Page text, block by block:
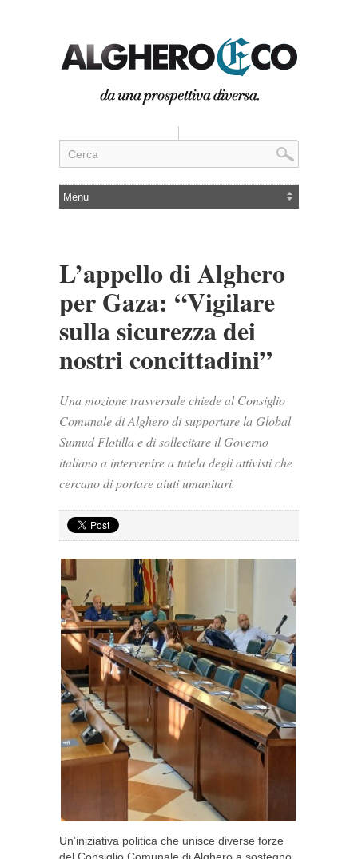
L’appello di Alghero
per Gaza: “Vigilare
sulla sicurezza dei
nostri concittadini”
Una mozione trasversale chiede al Consiglio
Comunale di Alghero di supportare la Global
Sumud Flotilla e di sollecitare il Governo
italiano a intervenire a tutela degli attivisti che
cercano di portare aiuti umanitari.
Un’iniziativa politica che unisce diverse forze